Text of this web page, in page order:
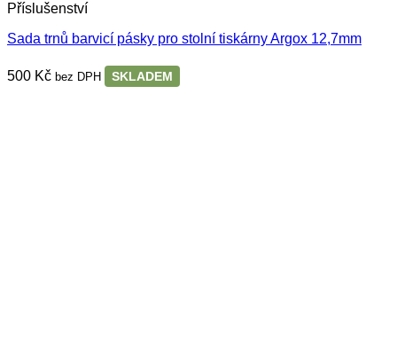
Příslušenství
Sada trnů barvicí pásky pro stolní tiskárny Argox 12,7mm
500 Kč bez DPH SKLADEM